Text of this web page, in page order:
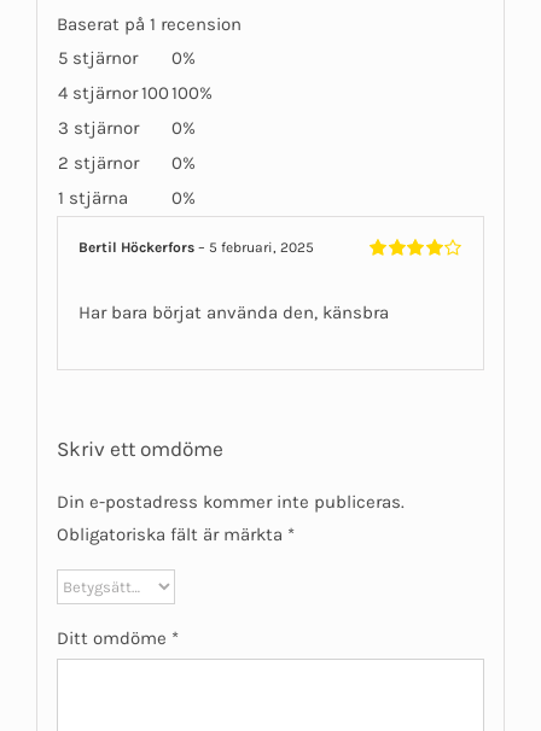
Baserat på 1 recension
5 stjärnor
0%
4 stjärnor100100%
3 stjärnor
0%
2 stjärnor
0%
1 stjärna
0%
Bertil Höckerfors– 5 februari, 2025
Har bara börjat använda den, känsbra
Skriv ett omdöme
Din e-postadress kommer inte publiceras.
Obligatoriska fält är märkta *
Ditt omdöme *